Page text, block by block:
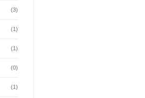
(3)
(1)
(1)
(0)
(1)